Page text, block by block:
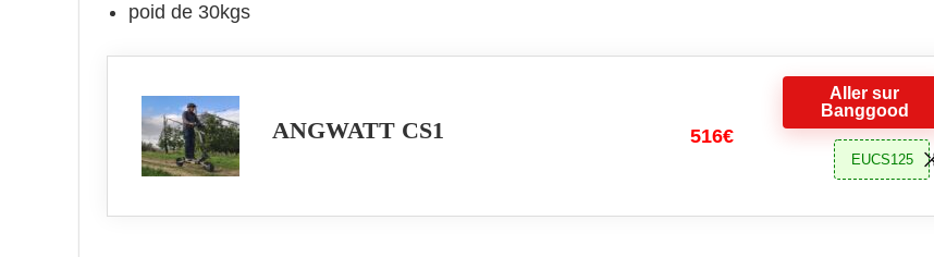
poid de 30kgs
ANGWATT CS1 516€
Aller sur
Banggood
EUCS125